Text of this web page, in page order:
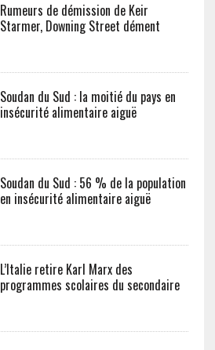
Rumeurs de démission de Keir
Starmer, Downing Street dément
Soudan du Sud : la moitié du pays en
insécurité alimentaire aiguë
Soudan du Sud : 56 % de la population
en insécurité alimentaire aiguë
L’Italie retire Karl Marx des
programmes scolaires du secondaire